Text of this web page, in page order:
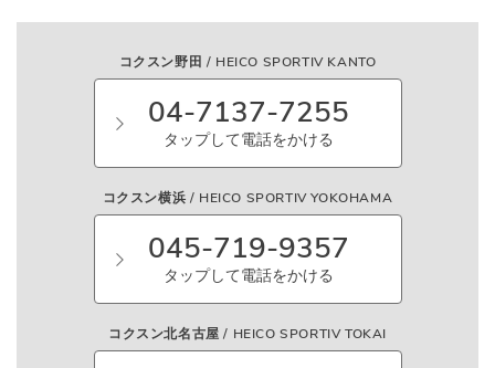
コクスン野田 / HEICO SPORTIV KANTO
04-7137-7255
タップして電話をかける
コクスン横浜 / HEICO SPORTIV YOKOHAMA
045-719-9357
タップして電話をかける
コクスン北名古屋 / HEICO SPORTIV TOKAI